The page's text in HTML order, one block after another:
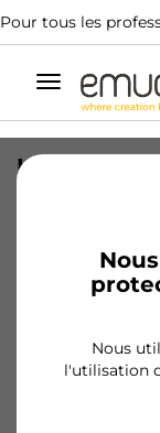
Pour tous les
Alterner
navigation
Nous
l'utilisation
Lot de 4
avec
50mm,
2036020/
Fiche produit